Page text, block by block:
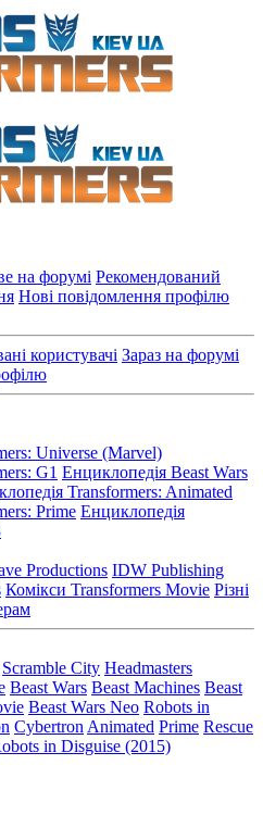
на форумі Рекомендований
Нові повідомлення профілю
користувачі Зараз на форумі
Universe (Marvel)
G1 Енциклопедія Beast Wars
Transformers: Animated
Prime Енциклопедія
Productions IDW Publishing
Комікси Transformers Movie Різні
Scramble City Headmasters
Beast Wars Beast Machines Beast
Beast Wars Neo Robots in
Cybertron Animated Prime Rescue
in Disguise (2015)